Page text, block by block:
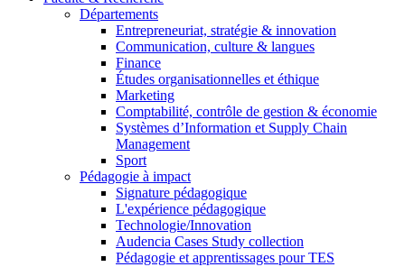
Départements
Entrepreneuriat, stratégie & innovation
Communication, culture & langues
Finance
Études organisationnelles et éthique
Marketing
Comptabilité, contrôle de gestion & économie
Systèmes d’Information et Supply Chain
Management
Sport
Pédagogie à impact
Signature pédagogique
L'expérience pédagogique
Technologie/Innovation
Audencia Cases Study collection
Pédagogie et apprentissages pour TES